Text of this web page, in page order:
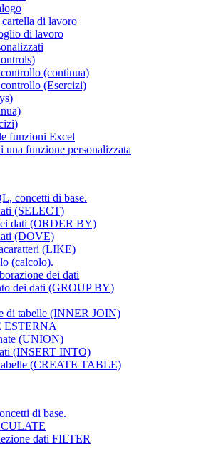
di lavoro
di lavoro
(continua)
(Esercizi)
funzioni Excel
una funzione personalizzata
concetti di base.
(SELECT)
dati (ORDER BY)
(DOVE)
(LIKE)
(calcolo).
dei dati
dei dati (GROUP BY)
di tabelle (INNER JOIN)
ESTERNA
(UNION)
(INSERT INTO)
(CREATE TABLE)
di base.
dati FILTER